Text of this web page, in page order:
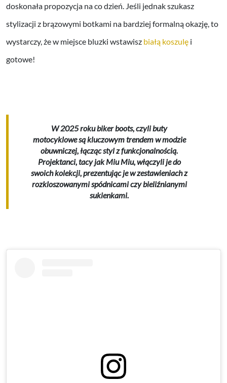
doskonała propozycja na co dzień. Jeśli jednak szukasz
stylizacji z brązowymi botkami na bardziej formalną okazję, to
wystarczy, że w miejsce bluzki wstawisz białą koszulę i
gotowe!
W 2025 roku biker boots, czyli buty
motocyklowe są kluczowym trendem w modzie
obuwniczej, łącząc styl z funkcjonalnością.
Projektanci, tacy jak Miu Miu, włączyli je do
swoich kolekcji, prezentując je w zestawieniach z
rozkloszowanymi spódnicami czy bieliźnianymi
sukienkami.